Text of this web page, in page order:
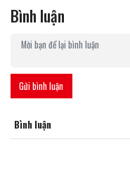
Bình luận
Gửi bình luận
Bình luận